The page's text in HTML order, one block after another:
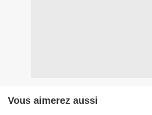
Vous aimerez aussi